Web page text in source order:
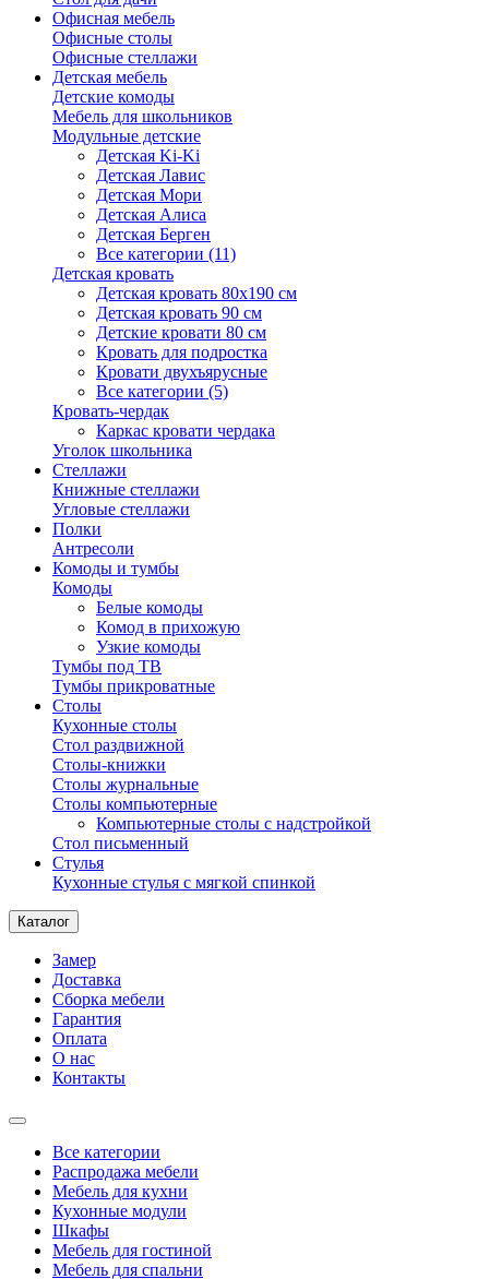
Офисная мебель
Офисные столы
Офисные стеллажи
Детская мебель
Детские комоды
Мебель для школьников
Модульные детские
Детская Ki-Ki
Детская Лавис
Детская Мори
Детская Алиса
Детская Берген
Все категории (11)
Детская кровать
Детская кровать 80х190 см
Детская кровать 90 см
Детские кровати 80 см
Кровать для подростка
Кровати двухъярусные
Все категории (5)
Кровать-чердак
Каркас кровати чердака
Уголок школьника
Стеллажи
Книжные стеллажи
Угловые стеллажи
Полки
Антресоли
Комоды и тумбы
Комоды
Белые комоды
Комод в прихожую
Узкие комоды
Тумбы под ТВ
Тумбы прикроватные
Столы
Кухонные столы
Стол раздвижной
Столы-книжки
Столы журнальные
Столы компьютерные
Компьютерные столы с надстройкой
Стол письменный
Стулья
Кухонные стулья с мягкой спинкой
Каталог
Замер
Доставка
Сборка мебели
Гарантия
Оплата
О нас
Контакты
Все категории
Распродажа мебели
Мебель для кухни
Кухонные модули
Шкафы
Мебель для гостиной
Мебель для спальни